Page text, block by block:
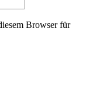
Browser für